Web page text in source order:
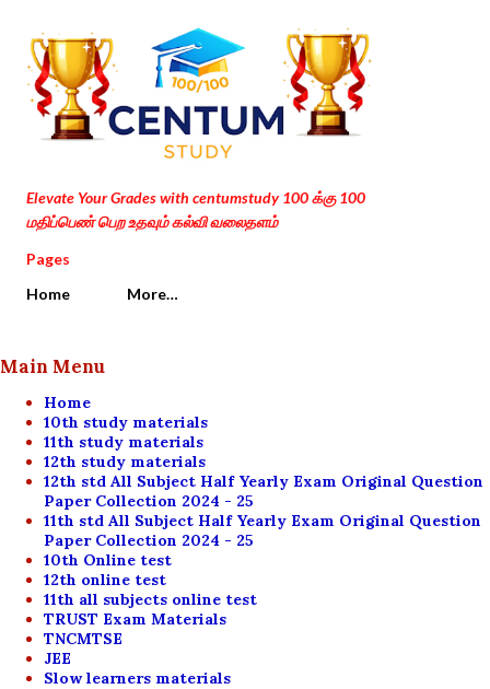
Skip to main content
Elevate Your Grades with centumstudy 100 க்கு 100
மதிப்பெண் பெற உதவும் கல்வி வலைதளம்
Pages
Home
More…
Main Menu
Home
10th study materials
11th study materials
12th study materials
12th std All Subject Half Yearly Exam Original Question
Paper Collection 2024 - 25
11th std All Subject Half Yearly Exam Original Question
Paper Collection 2024 - 25
10th Online test
12th online test
11th all subjects online test
TRUST Exam Materials
TNCMTSE
JEE
Slow learners materials